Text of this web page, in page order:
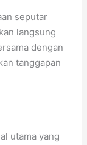
seputar
langsung
dengan
tanggapan
utama yang